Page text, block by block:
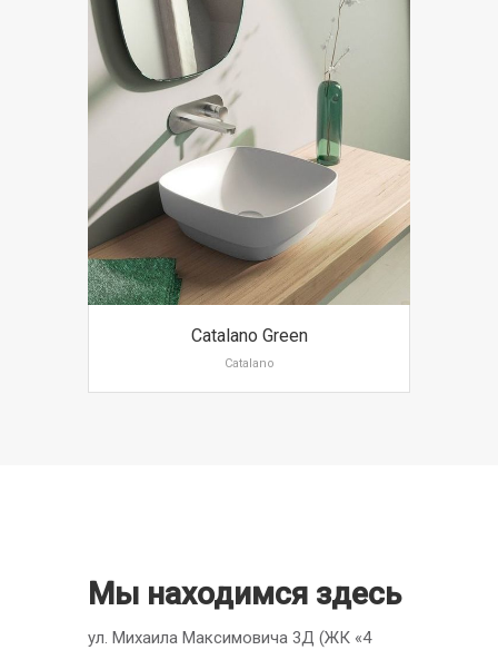
Catalano Green
Catalano
Мы находимся здесь
ул. Михаила Максимовича 3Д (ЖК «4